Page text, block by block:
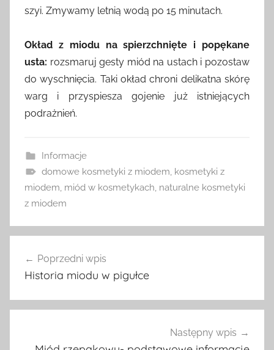
szyi. Zmywamy letnią wodą po 15 minutach.
Okład z miodu na spierzchnięte i popękane
usta: rozsmaruj gesty miód na ustach i pozostaw
do wyschnięcia. Taki okład chroni delikatna skórę
warg i przyspiesza gojenie już istniejących
podrażnień.
Informacje
domowe kosmetyki z miodem, kosmetyki z
miodem, miód w kosmetykach, naturalne kosmetyki
z miodem
wpisu
Poprzedni wpis
Historia miodu w pigułce
Następny wpis